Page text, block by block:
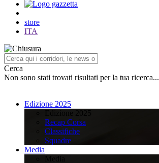
store
ITA
Cerca
Non sono stati trovati risultati per la tua ricerca...
Edizione 2025
Recap Corsa
Classifiche
Squadre
Media